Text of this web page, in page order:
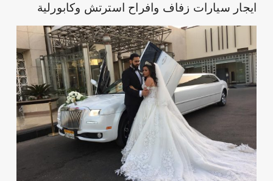
ايجار سيارات زفاف وافراح استرتش وكابورلية